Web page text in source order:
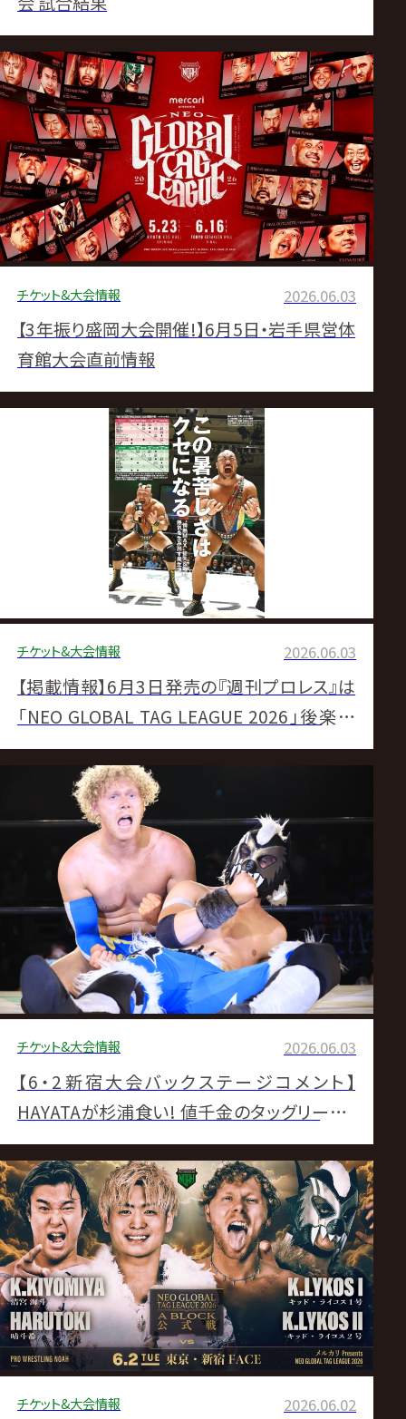
チケット&大会情報 2026.06.03
【3年振り盛岡大会開催!】6月5日・岩手県営体
育館大会直前情報
チケット&大会情報 2026.06.03
【掲載情報】6月3日発売の『週刊プロレス』は
「NEO GLOBAL TAG LEAGUE 2026」後楽園
決戦＆MONDAY MAGICを大詳報！拳王・内藤
連載も必読！
チケット&大会情報 2026.06.03
【6・2新宿大会バックステージコメント】
HAYATAが杉浦食い! 値千金のタッグリーグ2
勝目「階級関係ない、ちょっくら優勝や」▼ライ
コスジムが清宮&晴斗希撃破で会心初白星▼
内藤が“ヒロムが認めた男”小田嶋と初対決
「顔はちゃんと覚えたよ」▼小峠がジュニアタッ
グ前哨戦快勝「俺の強さ、全開に見せてやる」
チケット&大会情報 2026.06.02